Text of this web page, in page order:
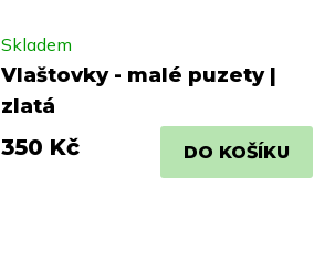
Vlaštovky - malé puzety |
zlatá
Skladem
350 Kč DO KOŠÍKU